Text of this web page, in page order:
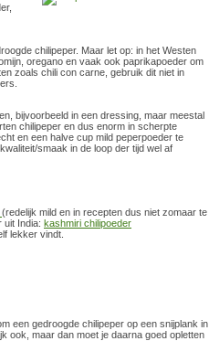
chilipeper. Maar let op: in het Westen
oregano en vaak ook paprikapoeder om
zoals chili con carne, gebruik dit niet in
bijvoorbeeld in een dressing, maar meestal
chilipeper en dus enorm in scherpte
en een halve cup mild peperpoeder te
smaak in de loop der tijd wel af
(redelijk mild en in recepten dus niet zomaar te
uit India: kashmiri chilipoeder
lekker vindt.
een gedroogde chilipeper op een snijplank in
ook, maar dan moet je daarna goed opletten